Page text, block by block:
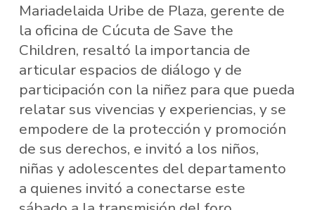
Mariadelaida Uribe de Plaza, gerente de
la oficina de Cúcuta de Save the
Children, resaltó la importancia de
articular espacios de diálogo y de
participación con la niñez para que pueda
relatar sus vivencias y experiencias, y se
empodere de la protección y promoción
de sus derechos, e invitó a los niños,
niñas y adolescentes del departamento
a quienes invitó a conectarse este